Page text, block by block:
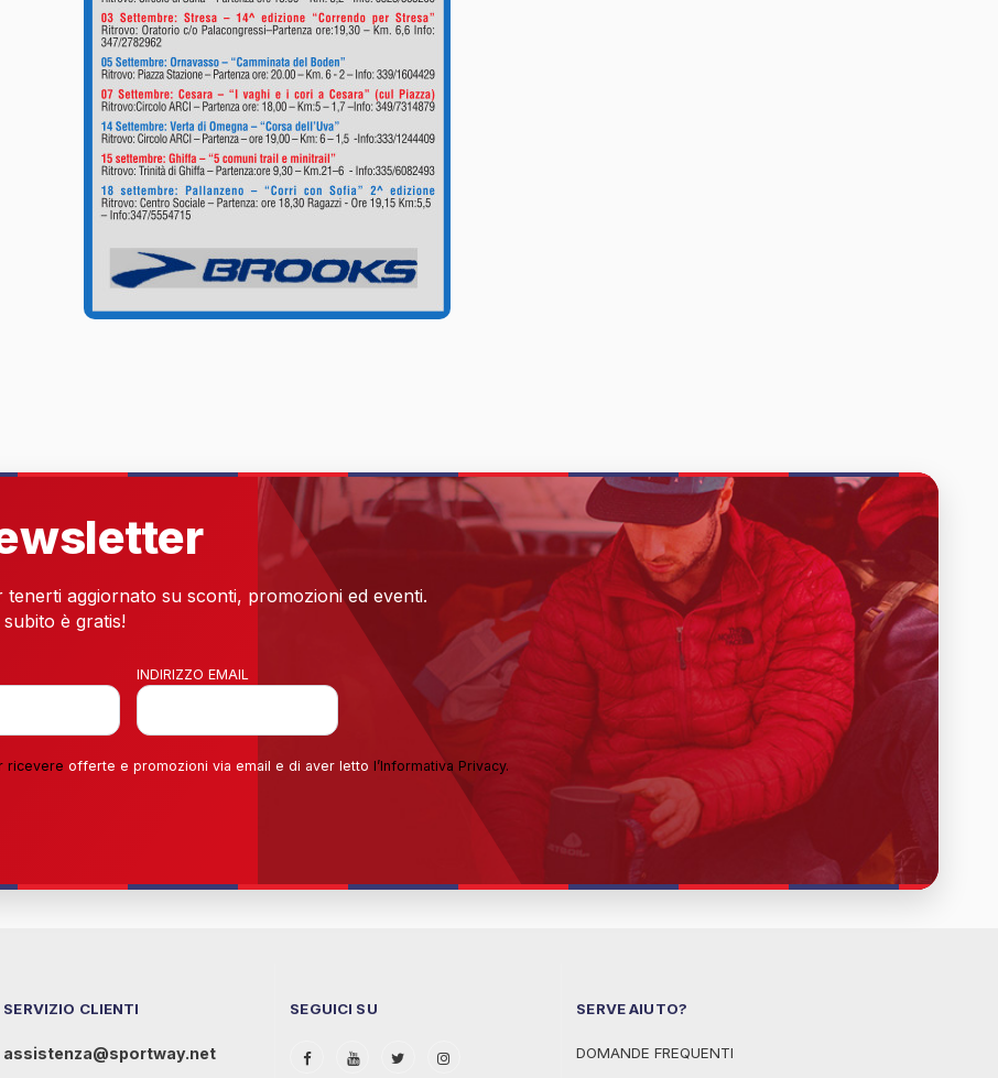
aggiornato su sconti, promozioni ed eventi.
è gratis!
INDIRIZZO EMAIL
ricevere offerte e promozioni via email e di aver letto l’Informativa Privacy.
SERVIZIO CLIENTI
assistenza@sportway.net
SEGUICI SU SERVE AIUTO?
DOMANDE FREQUENTI